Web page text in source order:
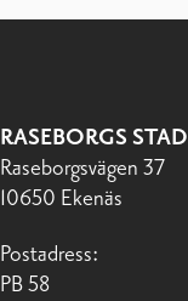
RASEBORGS STAD
Raseborgsvägen 37
10650 Ekenäs
Postadress:
PB 58